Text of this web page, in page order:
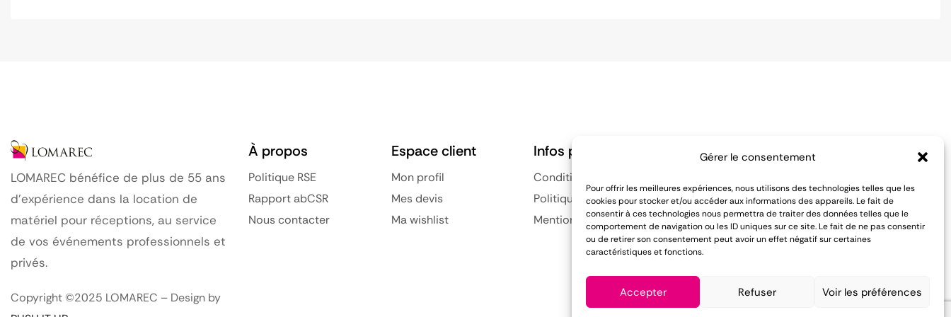
Gérer le consentement
Pour offrir les meilleures expériences, nous utilisons des technologies telles que les
cookies pour stocker et/ou accéder aux informations des appareils. Le fait de
consentir à ces technologies nous permettra de traiter des données telles que le
comportement de navigation ou les ID uniques sur ce site. Le fait de ne pas consentir
ou de retirer son consentement peut avoir un effet négatif sur certaines
caractéristiques et fonctions.
Accepter Refuser Voir les préférences
LOMAREC bénéfice de plus de 55 ans
d’expérience dans la location de
matériel pour réceptions, au service
de vos événements professionnels et
privés.
Copyright ©2025 LOMAREC – Design by
À propos
Politique RSE
Rapport abCSR
Nous contacter
Espace client
Mon profil
Mes devis
Ma wishlist
Infos pratiques
Conditions générales de vente
Politique de confidentialité
Mentions légales
Notre équipe est à votre écoute
vendredi :
01 84 81 02 50